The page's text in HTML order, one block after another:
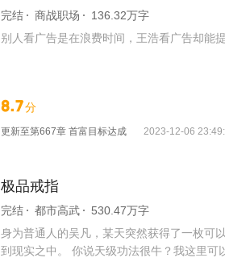
完结 商战职场
136.32万字
别人看广告是在浪费时间，王浩看广告却能
8.7分
更新至第667章 首富目标达成 2023-12-06
极品戒指
完结 都市高武
530.47万字
身为普通人的吴凡，某天突然获得了一枚可
到现实之中。 你说天级功法很牛？我这里